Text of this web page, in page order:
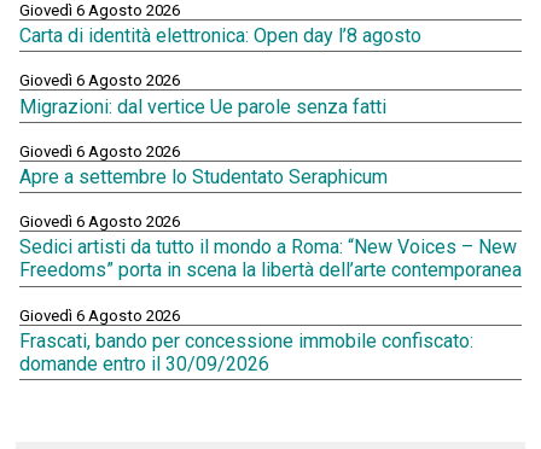
Giovedì 6 Agosto 2026
Carta di identità elettronica: Open day l’8 agosto
Giovedì 6 Agosto 2026
Migrazioni: dal vertice Ue parole senza fatti
Giovedì 6 Agosto 2026
Apre a settembre lo Studentato Seraphicum
Giovedì 6 Agosto 2026
Sedici artisti da tutto il mondo a Roma: “New Voices – New
Freedoms” porta in scena la libertà dell’arte contemporanea
Giovedì 6 Agosto 2026
Frascati, bando per concessione immobile confiscato:
domande entro il 30/09/2026